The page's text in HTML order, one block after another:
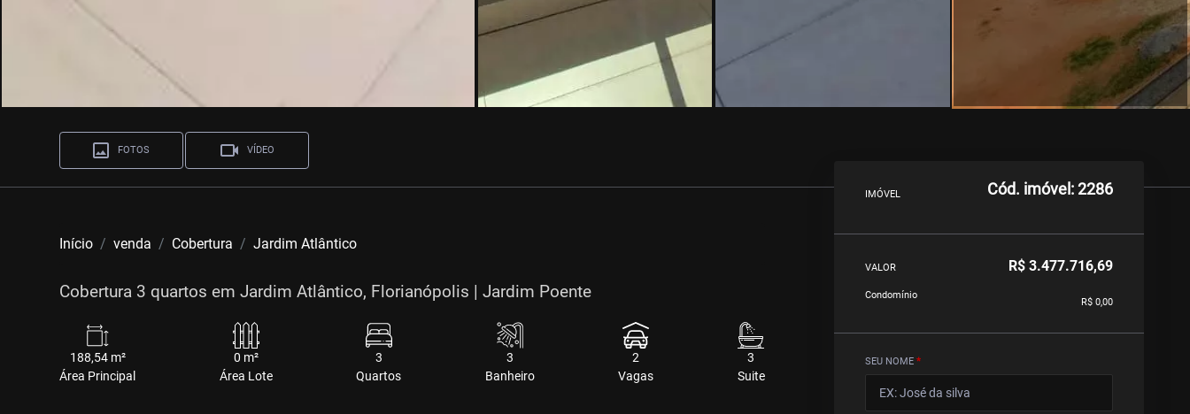
FOTOS VÍDEO
Início venda Cobertura Jardim Atlântico
Cobertura 3 quartos em Jardim Atlântico, Florianópolis | Jardim Poente
188,54 m²
Área Principal
0 m²
Área Lote
3
Quartos
3
Banheiro
2
Vagas
3
Suite
IMÓVEL Cód. imóvel: 2286
VALOR R$ 3.477.716,69
Condomínio
R$ 0,00
SEU NOME *